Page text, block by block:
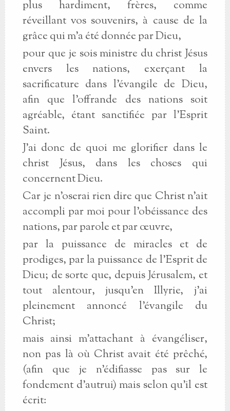
plus hardiment, frères, comme
réveillant vos souvenirs, à cause de la
grâce qui m’a été donnée par Dieu,
pour que je sois ministre du christ Jésus
envers les nations, exerçant la
sacrificature dans l’évangile de Dieu,
afin que l’offrande des nations soit
agréable, étant sanctifiée par l’Esprit
Saint.
J’ai donc de quoi me glorifier dans le
christ Jésus, dans les choses qui
concernent Dieu.
Car je n’oserai rien dire que Christ n’ait
accompli par moi pour l’obéissance des
nations, par parole et par œuvre,
par la puissance de miracles et de
prodiges, par la puissance de l’Esprit de
Dieu; de sorte que, depuis Jérusalem, et
tout alentour, jusqu’en Illyrie, j’ai
pleinement annoncé l’évangile du
Christ;
mais ainsi m’attachant à évangéliser,
non pas là où Christ avait été prêché,
(afin que je n’édifiasse pas sur le
fondement d’autrui) mais selon qu’il est
écrit: